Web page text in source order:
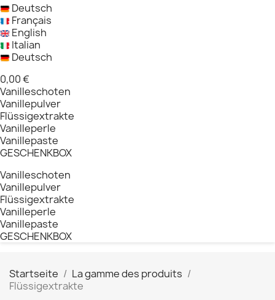
Deutsch
Français
English
Italian
Deutsch
0,00 €
Vanilleschoten
Vanillepulver
Flüssigextrakte
Vanilleperle
Vanillepaste
GESCHENKBOX
Vanilleschoten
Vanillepulver
Flüssigextrakte
Vanilleperle
Vanillepaste
GESCHENKBOX
Startseite
La gamme des produits
Flüssigextrakte